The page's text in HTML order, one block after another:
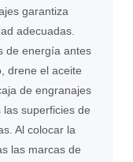
garantiza
adecuadas.
de energía antes
drene el aceite
de engranajes
las superficies de
Al colocar la
las marcas de